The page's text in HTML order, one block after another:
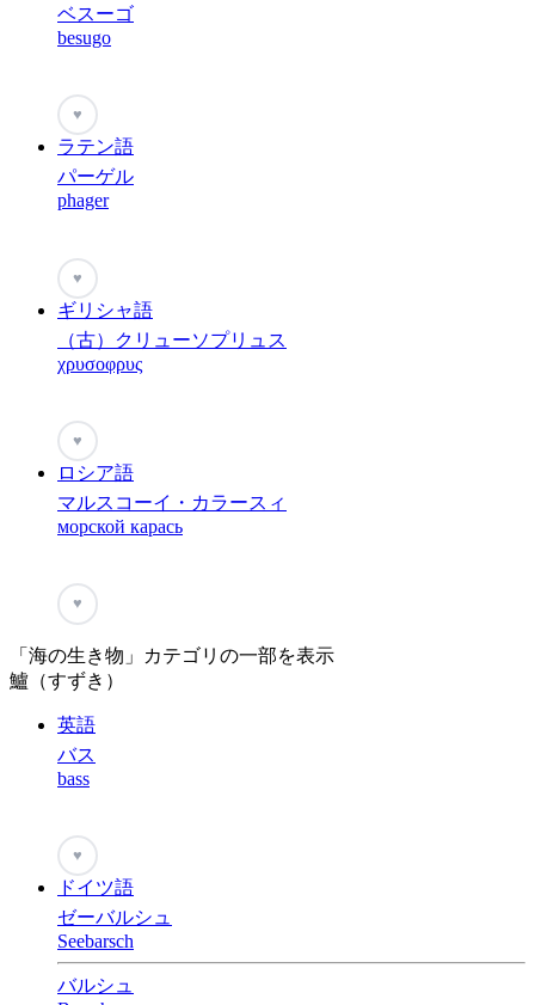
ベスーゴ
besugo
♥
ラテン語
パーゲル
phager
♥
ギリシャ語
（古）クリューソプリュス
χρυσοφρυς
♥
ロシア語
マルスコーイ・カラースィ
морской карась
♥
「海の生き物」カテゴリの一部を表示
鱸（すずき）
英語
バス
bass
♥
ドイツ語
ゼーバルシュ
Seebarsch
バルシュ